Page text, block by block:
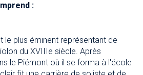
:
le plus éminent représentant de
du XVIIIe siècle. Après
le Piémont où il se forma à l'école